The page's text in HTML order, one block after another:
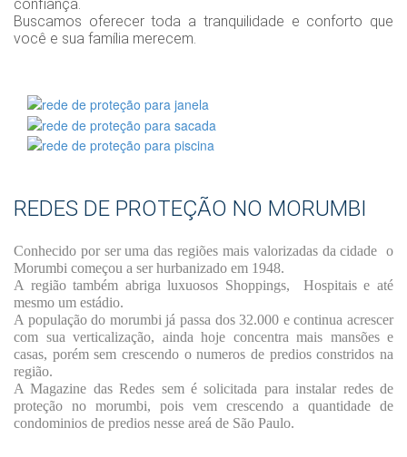
confiança.
Buscamos oferecer toda a tranquilidade e conforto que
você e sua família merecem.
REDES DE PROTEÇÃO NO MORUMBI
Conhecido por ser uma das regiões mais valorizadas da cidade o
Morumbi começou a ser hurbanizado em 1948.
A região também abriga luxuosos Shoppings, Hospitais e até
mesmo um estádio.
A população do morumbi já passa dos 32.000 e continua acrescer
com sua verticalização, ainda hoje concentra mais mansões e
casas, porém sem crescendo o numeros de predios constridos na
região.
A Magazine das Redes sem é solicitada para instalar redes de
proteção no morumbi, pois vem crescendo a quantidade de
condominios de predios nesse areá de São Paulo.